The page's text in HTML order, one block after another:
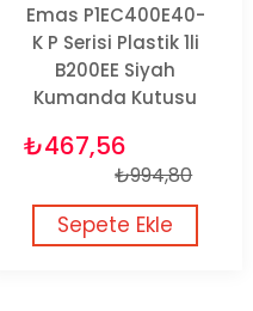
Emas P1EC400E40-
K P Serisi Plastik 1li
B200EE Siyah
Kumanda Kutusu
₺467,56
₺994,80
Sepete Ekle